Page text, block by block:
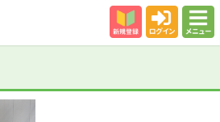
カテゴリー